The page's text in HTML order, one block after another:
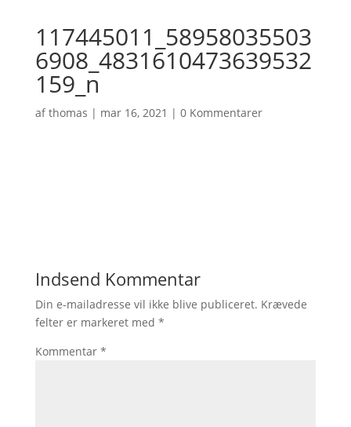
117445011_58958035503
6908_4831610473639532
159_n
afthomas | mar 16, 2021 | 0 Kommentarer
Indsend Kommentar
Din e-mailadresse vil ikke blive publiceret. Krævede
felter er markeret med *
Kommentar *